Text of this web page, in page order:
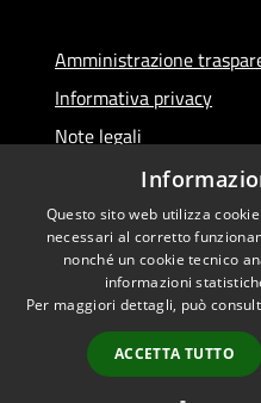
Amministrazione
Informativa privacy
Note legali
Dichiarazione di
RSS
Accessibilità
Questo sito web utilizza
necessari al corretto
nonché un cookie tecnico
informazioni
Per maggiori dettagli, può
ACCETTA TUTTO